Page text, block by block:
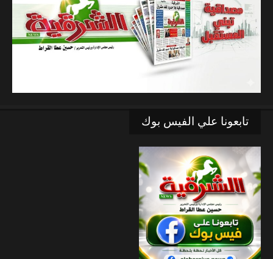
تابعونا علي الفيس بوك